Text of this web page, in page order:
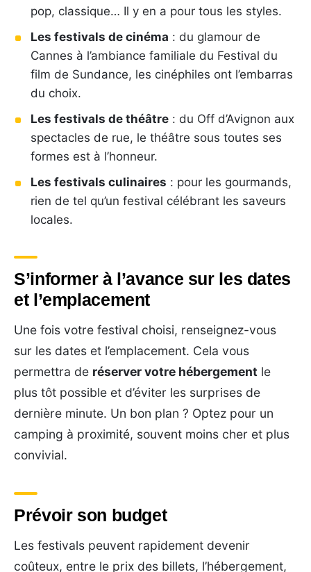
pop, classique… Il y en a pour tous les styles.
Les festivals de cinéma : du glamour de
Cannes à l’ambiance familiale du Festival du
film de Sundance, les cinéphiles ont l’embarras
du choix.
Les festivals de théâtre : du Off d’Avignon aux
spectacles de rue, le théâtre sous toutes ses
formes est à l’honneur.
Les festivals culinaires : pour les gourmands,
rien de tel qu’un festival célébrant les saveurs
locales.
S’informer à l’avance sur les dates
et l’emplacement
Une fois votre festival choisi, renseignez-vous
sur les dates et l’emplacement. Cela vous
permettra de réserver votre hébergement le
plus tôt possible et d’éviter les surprises de
dernière minute. Un bon plan ? Optez pour un
camping à proximité, souvent moins cher et plus
convivial.
Prévoir son budget
Les festivals peuvent rapidement devenir
coûteux, entre le prix des billets, l’hébergement,